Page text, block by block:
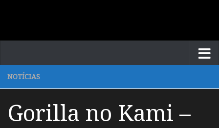
NOTÍCIAS
Gorilla no Kami –